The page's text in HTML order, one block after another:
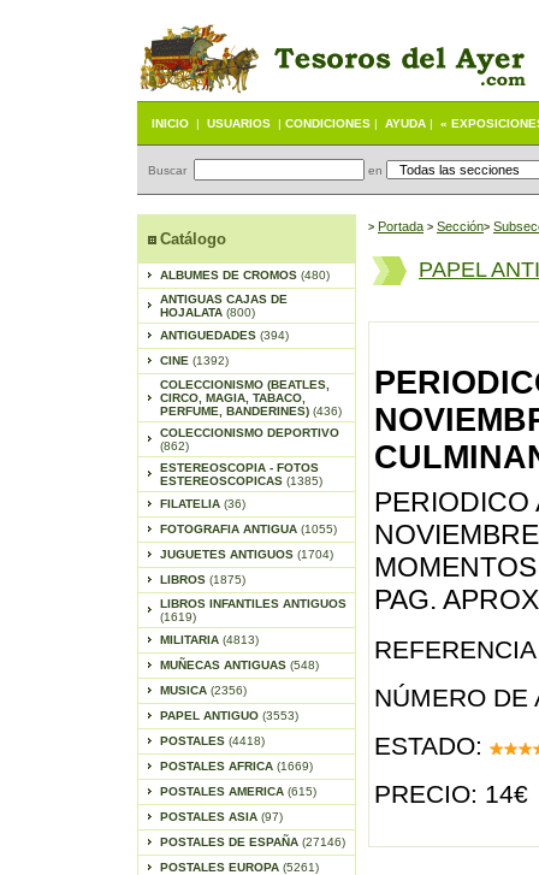
INICIO | USUARIOS | CONDICIONES | AYUDA | «
Buscar en
Catálogo
ALBUMES DE CROMOS (480)
ANTIGUAS CAJAS DE
HOJALATA (800)
ANTIGUEDADES (394)
CINE (1392)
COLECCIONISMO (BEATLES,
CIRCO, MAGIA, TABACO,
PERFUME, BANDERINES) (436)
COLECCIONISMO DEPORTIVO
(862)
ESTEREOSCOPIA - FOTOS
ESTEREOSCOPICAS (1385)
FILATELIA (36)
FOTOGRAFIA ANTIGUA (1055)
JUGUETES ANTIGUOS (1704)
LIBROS (1875)
LIBROS INFANTILES ANTIGUOS
(1619)
MILITARIA (4813)
MUÑECAS ANTIGUAS (548)
MUSICA (2356)
PAPEL ANTIGUO (3553)
POSTALES (4418)
POSTALES AFRICA (1669)
POSTALES AMERICA (615)
POSTALES ASIA (97)
POSTALES DE ESPAÑA (27146)
POSTALES EUROPA (5261)
> Portada > Sección>
PAPEL
PERIODICO
PAG.
NÚMERO DE
ESTADO:
PRECIO: 14€